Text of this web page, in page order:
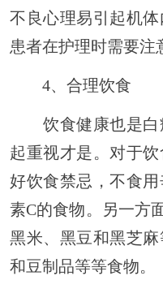
不良心理易引起机
患者在护理时需要注
4、合理饮食
饮食健康也是白
起重视才是。对于
好饮食禁忌，不食
素C的食物。另一方
黑米、黑豆和黑芝
和豆制品等等食物。